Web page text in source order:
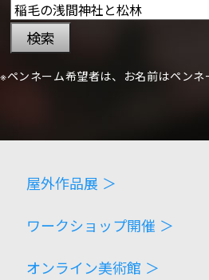
検索
※ペンネーム希望者は、お名前はペンネ
屋外作品展 ＞
ワークショップ開催 ＞
オンライン美術館 ＞